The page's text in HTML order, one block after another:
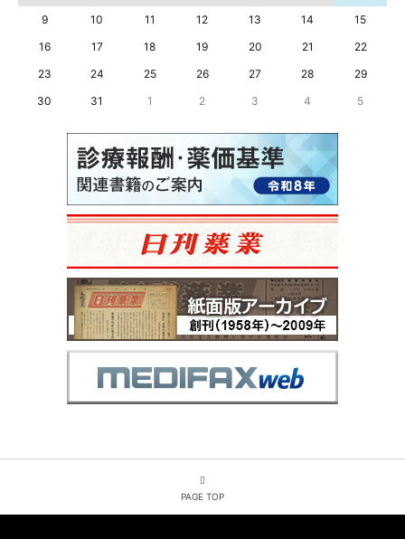
9
10 11 12 13 14
15
16
17 18 19 20 21
22
23
24 25 26 27 28
29
30
31 1 2 3 4 5
PAGE TOP